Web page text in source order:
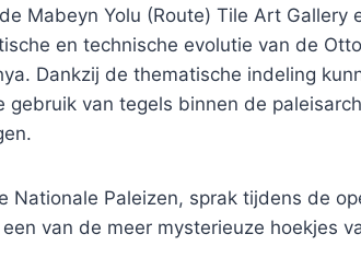
Mabeyn Yolu (Route) Tile Art Gallery
en technische evolutie van de
Dankzij de thematische indeling
van tegels binnen de
Nationale Paleizen, sprak tijdens de
van de meer mysterieuze hoekjes